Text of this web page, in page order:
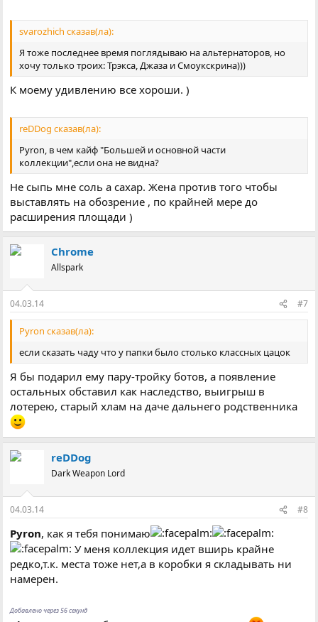
svarozhich сказав(ла):
Я тоже последнее время поглядываю на альтернаторов, но
хочу только троих: Трэкса, Джаза и Смоукскрина)))
К моему удивлению все хороши. )
reDDog сказав(ла):
Pyron, в чем кайф "Большей и основной части
коллекции",если она не видна?
Не сыпь мне соль а сахар. Жена против того чтобы
выставлять на обозрение , по крайней мере до
расширения площади )
Chrome
Allspark
04.03.14 #7
Pyron сказав(ла):
если сказать чаду что у папки было столько классных цацок
Я бы подарил ему пару-тройку ботов, а появление
остальных обставил как наследство, выигрыш в
лотерею, старый хлам на даче дальнего родственника
reDDog
Dark Weapon Lord
04.03.14 #8
Pyron, как я тебя понимаю
У меня коллекция идет вширь крайне
редко,т.к. места тоже нет,а в коробки я складывать ни
намерен.
Добавлено через 56 секунд